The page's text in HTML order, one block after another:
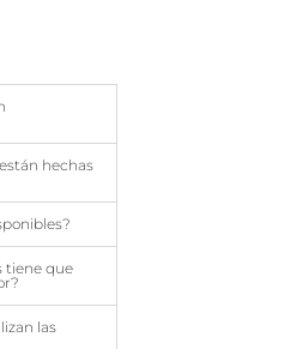
hechas
tiene que
las